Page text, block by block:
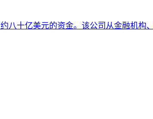
八十亿美元的资金。该公司从金融机构